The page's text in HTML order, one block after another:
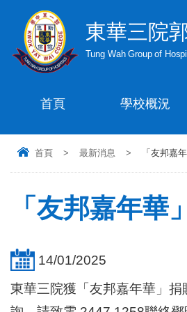
東華三院
Tung Wah Group of
首頁 學校概況
首頁 > 最新消息 > 「友邦嘉
「友邦嘉年華
14/01/2025
東華三院獲「友邦嘉年華」